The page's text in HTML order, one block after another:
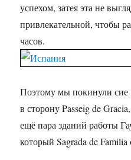
успехом, затея эта не
привлекательной, чтобы
часов.
Поэтому мы покинули сие
в сторону Passeig de
ещё пара зданий работы
который Sagrada de Familia